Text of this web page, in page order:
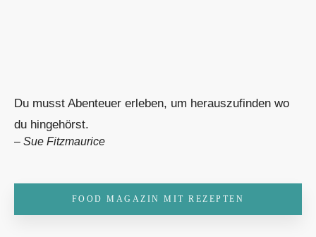
Du musst Abenteuer erleben, um herauszufinden wo
du hingehörst.
– Sue Fitzmaurice
FOOD MAGAZIN MIT REZEPTEN